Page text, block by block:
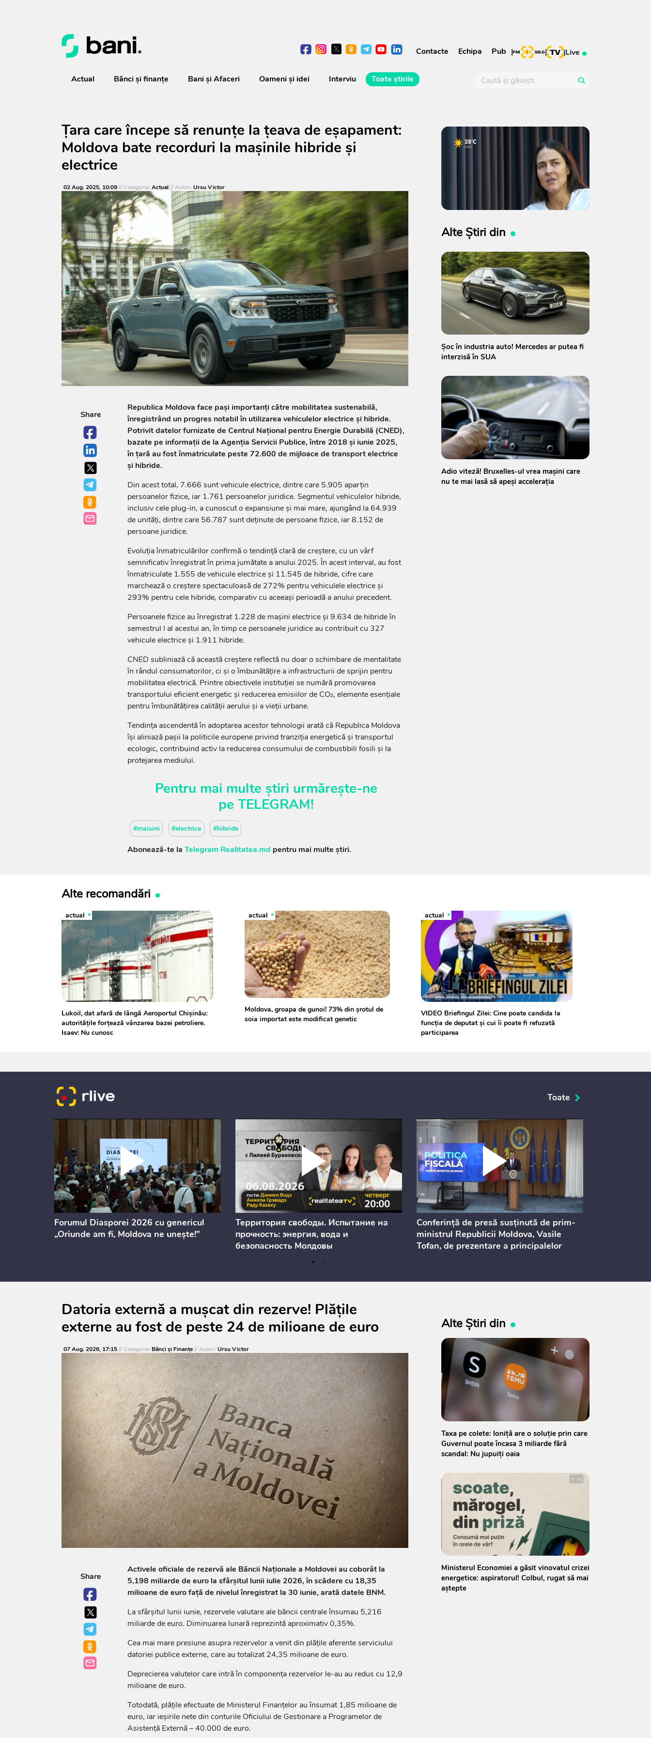
Contacte Echipa Pub | | |Live
Actual Bănci şi finanţe Bani și Afaceri Oameni şi idei Interviu Toate știrile
Țara care începe să renunțe la țeava de eșapament:
Moldova bate recorduri la mașinile hibride și
electrice
02 Aug. 2025, 10:09// Categoria: Actual// Autor: Ursu Victor
Share
Republica Moldova face pași importanți către mobilitatea sustenabilă,
înregistrând un progres notabil în utilizarea vehiculelor electrice și hibride.
Potrivit datelor furnizate de Centrul Național pentru Energie Durabilă (CNED),
bazate pe informații de la Agenția Servicii Publice, între 2018 și iunie 2025,
în țară au fost înmatriculate peste 72.600 de mijloace de transport electrice
și hibride.
Din acest total, 7.666 sunt vehicule electrice, dintre care 5.905 aparțin
persoanelor fizice, iar 1.761 persoanelor juridice. Segmentul vehiculelor hibride,
inclusiv cele plug-in, a cunoscut o expansiune și mai mare, ajungând la 64.939
de unități, dintre care 56.787 sunt deținute de persoane fizice, iar 8.152 de
persoane juridice.
Evoluția înmatriculărilor confirmă o tendință clară de creștere, cu un vârf
semnificativ înregistrat în prima jumătate a anului 2025. În acest interval, au fost
înmatriculate 1.555 de vehicule electrice și 11.545 de hibride, cifre care
marchează o creștere spectaculoasă de 272% pentru vehiculele electrice și
293% pentru cele hibride, comparativ cu aceeași perioadă a anului precedent.
Persoanele fizice au înregistrat 1.228 de mașini electrice și 9.634 de hibride în
semestrul I al acestui an, în timp ce persoanele juridice au contribuit cu 327
vehicule electrice și 1.911 hibride.
CNED subliniază că această creștere reflectă nu doar o schimbare de mentalitate
în rândul consumatorilor, ci și o îmbunătățire a infrastructurii de sprijin pentru
mobilitatea electrică. Printre obiectivele instituției se numără promovarea
transportului eficient energetic și reducerea emisiilor de CO₂, elemente esențiale
pentru îmbunătățirea calității aerului și a vieții urbane.
Tendința ascendentă în adoptarea acestor tehnologii arată că Republica Moldova
își aliniază pașii la politicile europene privind tranziția energetică și transportul
ecologic, contribuind activ la reducerea consumului de combustibili fosili și la
protejarea mediului.
Pentru mai multe știri urmărește-ne
pe TELEGRAM!
#maisini #electrice #hibride
Abonează-te la Telegram Realitatea.md pentru mai multe știri.
Alte Știri din
Șoc în industria auto! Mercedes ar putea fi
interzisă în SUA
Adio viteză! Bruxelles-ul vrea mașini care
nu te mai lasă să apeși accelerația
Alte recomandări
actual
Lukoil, dat afară de lângă Aeroportul Chișinău:
autoritățile forțează vânzarea bazei petroliere.
Isaev: Nu cunosc
actual
Moldova, groapa de gunoi! 73% din șrotul de
soia importat este modificat genetic
actual
VIDEO Briefingul Zilei: Cine poate candida la
funcţia de deputat şi cui îi poate fi refuzată
participarea
Toate
Forumul Diasporei 2026 cu genericul
„Oriunde am fi, Moldova ne unește!”
Территория свободы. Испытание на
прочность: энергия, вода и
безопасность Молдовы
Conferință de presă susținută de prim-
ministrul Republicii Moldova, Vasile
Tofan, de prezentare a principalelor
consultărilor publice
Datoria externă a mușcat din rezerve! Plățile
externe au fost de peste 24 de milioane de euro
07 Aug. 2026, 17:15// Categoria: Bănci şi Finanţe// Autor: Ursu Victor
Share
Activele oficiale de rezervă ale Băncii Naționale a Moldovei au coborât la
5,198 miliarde de euro la sfârșitul lunii iulie 2026, în scădere cu 18,35
milioane de euro față de nivelul înregistrat la 30 iunie, arată datele BNM.
La sfârșitul lunii iunie, rezervele valutare ale băncii centrale însumau 5,216
miliarde de euro. Diminuarea lunară reprezintă aproximativ 0,35%.
Cea mai mare presiune asupra rezervelor a venit din plățile aferente serviciului
datoriei publice externe, care au totalizat 24,35 milioane de euro.
Deprecierea valutelor care intră în componența rezervelor le-au au redus cu 12,9
milioane de euro.
Totodată, plățile efectuate de Ministerul Finanțelor au însumat 1,85 milioane de
euro, iar ieșirile nete din conturile Oficiului de Gestionare a Programelor de
Asistență Externă – 40.000 de euro.
Alte Știri din
Taxa pe colete: Ioniță are o soluție prin care
Guvernul poate încasa 3 miliarde fără
scandal: Nu jupuiți oaia
Ministerul Economiei a găsit vinovatul crizei
energetice: aspiratorul! Colbul, rugat să mai
aștepte